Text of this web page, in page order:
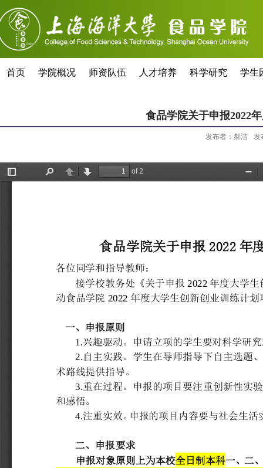
首页 学院概况 师资队伍 人才培养 科学研究 学生
食品学院关于申报2022
发布者：郝洁 发